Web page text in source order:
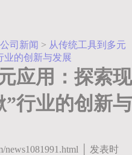
公司新闻 > 从传统工具到多元
业的创新与发展
应用：探索现
”行业的创新与
news1081991.html │ 发表时